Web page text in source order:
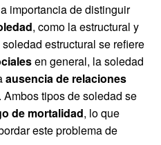
importancia de distinguir
, como la estructural y
estructural se refiere
en general, la soledad
ausencia de relaciones
. Ambos tipos de soledad se
de mortalidad, lo que
este problema de